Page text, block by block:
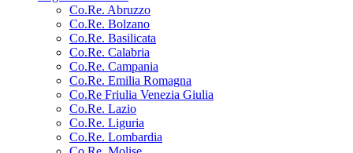
Co.Re. Abruzzo
Co.Re. Bolzano
Co.Re. Basilicata
Co.Re. Calabria
Co.Re. Campania
Co.Re. Emilia Romagna
Co.Re Friulia Venezia Giulia
Co.Re. Lazio
Co.Re. Liguria
Co.Re. Lombardia